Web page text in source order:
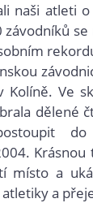
naši atleti
Kolíně. Ve
dělené
místo a
a